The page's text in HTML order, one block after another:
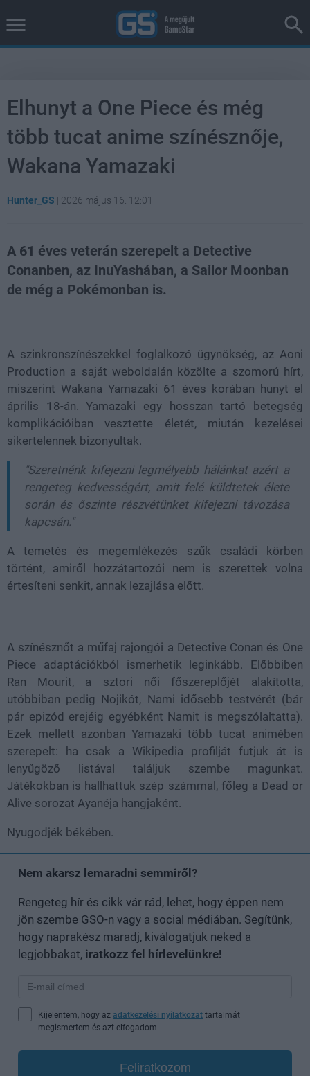
Elhunyt a One Piece és még
több tucat anime színésznője,
Wakana Yamazaki
Hunter_GS | 2026 május 16. 12:01
A 61 éves veterán szerepelt a Detective
Conanben, az InuYashában, a Sailor Moonban
de még a Pokémonban is.
A szinkronszínészekkel foglalkozó ügynökség, az Aoni
Production a saját weboldalán közölte a szomorú hírt,
miszerint Wakana Yamazaki 61 éves korában hunyt el
április 18-án. Yamazaki egy hosszan tartó betegség
komplikációiban vesztette életét, miután kezelései
sikertelennek bizonyultak.
"Szeretnénk kifejezni legmélyebb hálánkat azért a
rengeteg kedvességért, amit felé küldtetek élete
során és őszinte részvétünket kifejezni távozása
kapcsán."
A temetés és megemlékezés szűk családi körben
történt, amiről hozzátartozói nem is szerettek volna
értesíteni senkit, annak lezajlása előtt.
A színésznőt a műfaj rajongói a Detective Conan és One
Piece adaptációkból ismerhetik leginkább. Előbbiben
Ran Mourit, a sztori női főszereplőjét alakította,
utóbbiban pedig Nojikót, Nami idősebb testvérét (bár
pár epizód erejéig egyébként Namit is megszólaltatta).
Ezek mellett azonban Yamazaki több tucat animében
szerepelt: ha csak a Wikipedia profilját futjuk át is
lenyűgöző listával találjuk szembe magunkat.
Játékokban is hallhattuk szép számmal, főleg a Dead or
Alive sorozat Ayanéja hangjaként.
Nyugodjék békében.
Nem akarsz lemaradni semmiről?
Rengeteg hír és cikk vár rád, lehet, hogy éppen nem
jön szembe GSO-n vagy a social médiában. Segítünk,
hogy naprakész maradj, kiválogatjuk neked a
legjobbakat, iratkozz fel hírlevelünkre!
Kijelentem, hogy az adatkezelési nyilatkozat tartalmát
megismertem és azt elfogadom.
Feliratkozom